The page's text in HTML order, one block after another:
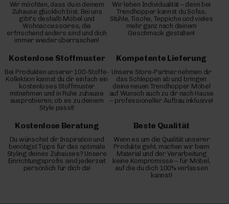
Wir möchten, dass du in deinem
Zuhause glücklich bist. Bei uns
gibt's deshalb Möbel und
Wohnaccessoires, die
erfrischend anders sind und dich
immer wieder überraschen!
Wir leben Individualität – denn bei
Trendhopper kannst du Sofas,
Stühle, Tische, Teppiche und vieles
mehr ganz nach deinem
Geschmack gestalten!
Kostenlose Stoffmuster
Bei Produkten unserer 100-Stoffe-
Kollektion kannst du dir einfach ein
kostenloses Stoffmuster
mitnehmen und in Ruhe zuhause
ausprobieren, ob es zu deinem
Style passt!
Kompetente Lieferung
Unsere Store-Partner nehmen dir
das Schleppen ab und bringen
deine neuen Trendhopper Möbel
auf Wunsch auch zu dir nach Hause
– professioneller Aufbau inklusive!
Kostenlose Beratung
Du wünschst dir Inspiration und
benötigst Tipps für das optimale
Styling deines Zuhauses? Unsere
Einrichtungsprofis sind jederzeit
persönlich für dich da!
Beste Qualität
Wenn es um die Qualität unserer
Produkte geht, machen wir beim
Material und der Verarbeitung
keine Kompromisse – für Möbel,
auf die du dich 100% verlassen
kannst!